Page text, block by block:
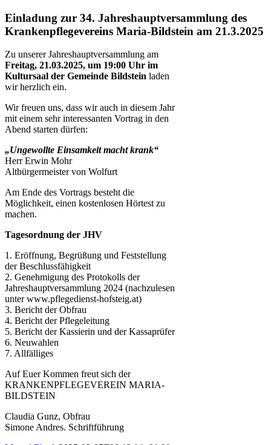
Einladung zur 34. Jahreshauptversammlung des
Krankenpflegevereins Maria-Bildstein am 21.3.2025
Zu unserer Jahreshauptversammlung am
Freitag, 21.03.2025, um 19:00 Uhr im
Kultursaal der Gemeinde Bildstein laden
wir herzlich ein.
Wir freuen uns, dass wir auch in diesem Jahr
mit einem sehr interessanten Vortrag in den
Abend starten dürfen:
„Ungewollte Einsamkeit macht krank“
Herr Erwin Mohr
Altbürgermeister von Wolfurt
Am Ende des Vortrags besteht die
Möglichkeit, einen kostenlosen Hörtest zu
machen.
Tagesordnung der JHV
1. Eröffnung, Begrüßung und Feststellung
der Beschlussfähigkeit
2. Genehmigung des Protokolls der
Jahreshauptversammlung 2024 (nachzulesen
unter www.pflegedienst-hofsteig.at)
3. Bericht der Obfrau
4. Bericht der Pflegeleitung
5. Bericht der Kassierin und der Kassaprüfer
6. Neuwahlen
7. Allfälliges
Auf Euer Kommen freut sich der
KRANKENPFLEGEVEREIN MARIA-
BILDSTEIN
Claudia Gunz, Obfrau
Simone Andres. Schriftführung